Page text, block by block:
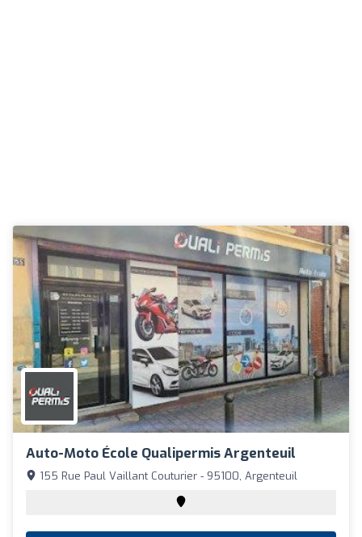
Auto-Moto École Qualipermis Argenteuil
155 Rue Paul Vaillant Couturier - 95100, Argenteuil